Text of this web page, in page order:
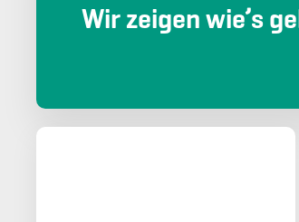
Wir zeigen wie’s